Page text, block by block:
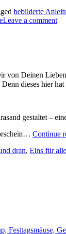
zum
bebilderte
Leave a comment
Deinen
dieses hier
gestaltet –
Continue
dran, Eins für